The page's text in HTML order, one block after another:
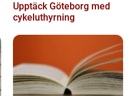
Upptäck Göteborg med
cykeluthyrning